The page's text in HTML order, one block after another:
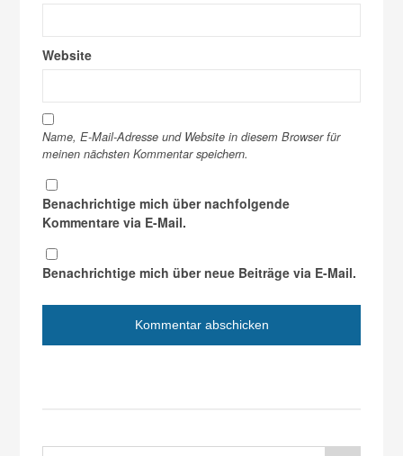
Website
Name, E-Mail-Adresse und Website in diesem Browser für
meinen nächsten Kommentar speichern.
Benachrichtige mich über nachfolgende
Kommentare via E-Mail.
Benachrichtige mich über neue Beiträge via E-Mail.